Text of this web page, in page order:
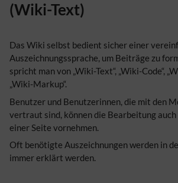
(Wiki-Text)
Das Wiki selbst bedient sicher einer
Auszeichnungssprache, um Beiträge zu
spricht man von „Wiki-Text“, „Wiki-Code“,
„Wiki-Markup“.
Benutzer und Benutzerinnen, die mit den
vertraut sind, können die Bearbeitung
einer Seite vornehmen.
Oft benötigte Auszeichnungen werden in
immer erklärt werden.